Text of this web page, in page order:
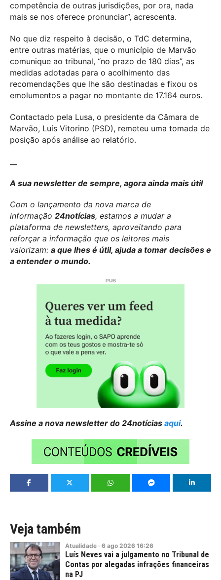
competência de outras jurisdições, por ora, nada
mais se nos oferece pronunciar”, acrescenta.
No que diz respeito à decisão, o TdC determina,
entre outras matérias, que o município de Marvão
comunique ao tribunal, “no prazo de 180 dias”, as
medidas adotadas para o acolhimento das
recomendações que lhe são destinadas e fixou os
emolumentos a pagar no montante de 17.164 euros.
Contactado pela Lusa, o presidente da Câmara de
Marvão, Luís Vitorino (PSD), remeteu uma tomada de
posição após análise ao relatório.
A sua newsletter de sempre, agora ainda mais útil
Com o lançamento da nova marca de
informação 24notícias, estamos a mudar a
plataforma de newsletters, aproveitando para
reforçar a informação que os leitores mais
valorizam: a que lhes é útil, ajuda a tomar decisões e
a entender o mundo.
Assine a nova newsletter do 24notícias aqui.
Veja também
Atualidade · 6 ago 2026 16:26
Luís Neves vai a julgamento no Tribunal de
Contas por alegadas infrações financeiras
na PJ